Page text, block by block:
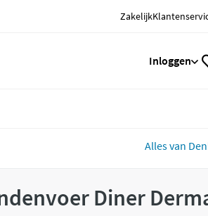
Zakelijk
Inloggen
Alles van
Diner